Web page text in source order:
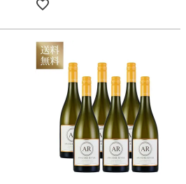
ルイ・ロデレール
ドイツ
その他国
お問い合わせ